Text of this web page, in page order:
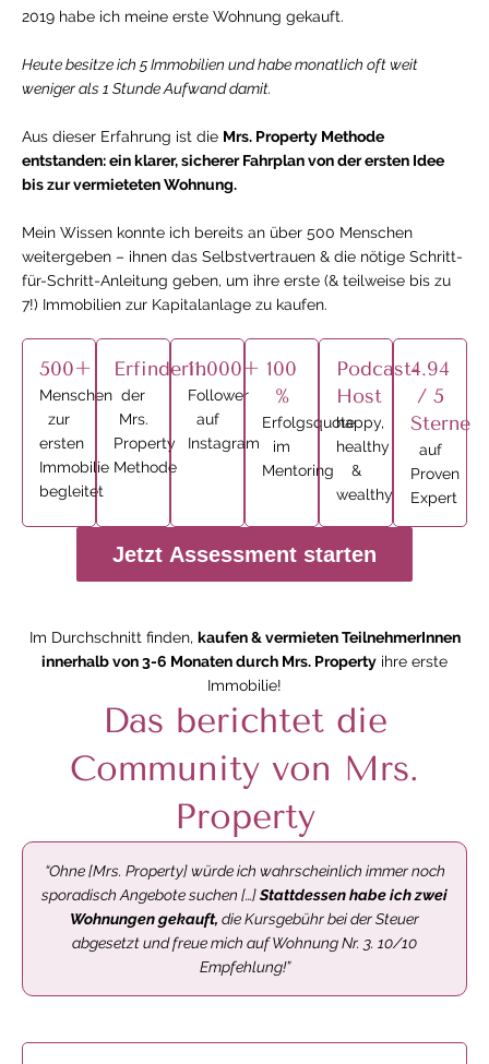
2019 habe ich meine erste Wohnung gekauft.
Heute besitze ich 5 Immobilien und habe monatlich oft weit
weniger als 1 Stunde Aufwand damit.
Aus dieser Erfahrung ist die Mrs. Property Methode
entstanden: ein klarer, sicherer Fahrplan von der ersten Idee
bis zur vermieteten Wohnung.
Mein Wissen konnte ich bereits an über 500 Menschen
weitergeben – ihnen das Selbstvertrauen & die nötige Schritt-
für-Schritt-Anleitung geben, um ihre erste (& teilweise bis zu
7!) Immobilien zur Kapitalanlage zu kaufen.
500+
Menschen
zur
ersten
Immobilie
begleitet
Erfinderin
der
Mrs.
Property
Methode
11.000+
Follower
auf
Instagram
100
%
Erfolgsquote
im
Mentoring
Podcast-
Host
happy,
healthy
&
wealthy
4.94
/ 5
Sterne
auf
Proven
Expert
Jetzt Assessment starten
Im Durchschnitt finden, kaufen & vermieten TeilnehmerInnen
innerhalb von 3-6 Monaten durch Mrs. Property ihre erste
Immobilie!
Das berichtet die
Community von Mrs.
Property
“Ohne [Mrs. Property] würde ich wahrscheinlich immer noch
sporadisch Angebote suchen […]Stattdessen habe ich zwei
Wohnungen gekauft, die Kursgebühr bei der Steuer
abgesetzt und freue mich auf Wohnung Nr. 3. 10/10
Empfehlung!”